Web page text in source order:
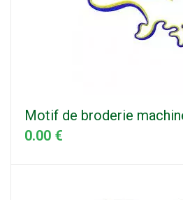
Motif de broderie
0.00 €